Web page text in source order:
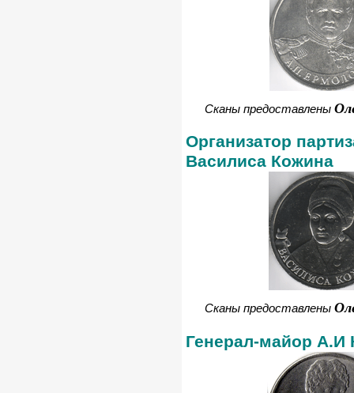
Сканы предоставлены
Организатор
Василиса Кожина
Сканы предоставлены
Генерал-майор А.И